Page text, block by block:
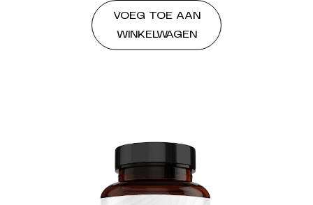
VOEG TOE AAN
WINKELWAGEN